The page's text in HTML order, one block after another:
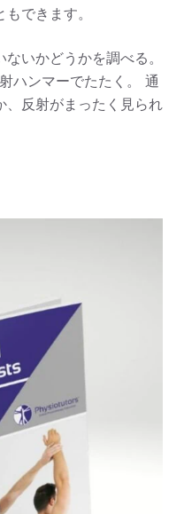
できます。
いかどうかを調べる。
ハンマーでたたく。 通
、反射がまったく見られ